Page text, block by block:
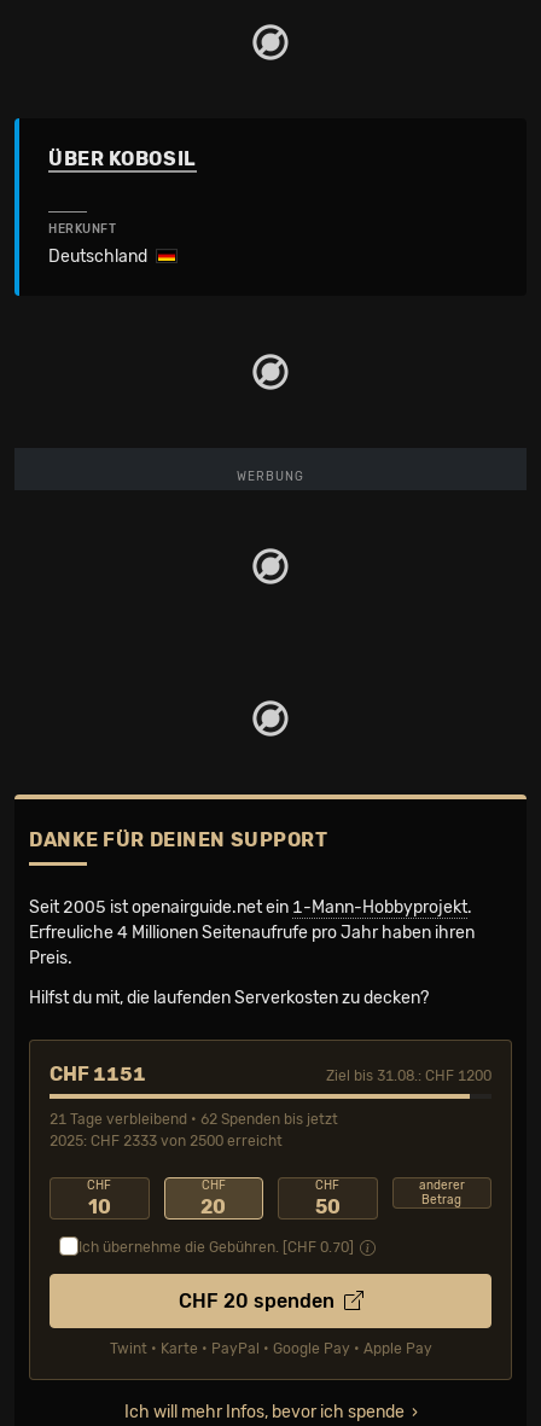
ÜBER KOBOSIL
HERKUNFT
Deutschland
WERBUNG
DANKE FÜR DEINEN SUPPORT
Seit 2005 ist openairguide.net ein 1-Mann-Hobbyprojekt.
Erfreuliche 4 Millionen Seiten­aufrufe pro Jahr haben ihren
Preis.
Hilfst du mit, die laufenden Serverkosten zu decken?
CHF 1151 Ziel bis 31.08.: CHF 1200
21 Tage verbleibend • 62 Spenden bis jetzt
2025: CHF 2333 von 2500 erreicht
CHF
10
CHF
20
CHF
50
anderer
Betrag
Ich übernehme die Gebühren. [CHF 0.70
CHF 20 spenden
Twint • Karte • PayPal • Google Pay • Apple Pay
Ich will mehr Infos, bevor ich spende